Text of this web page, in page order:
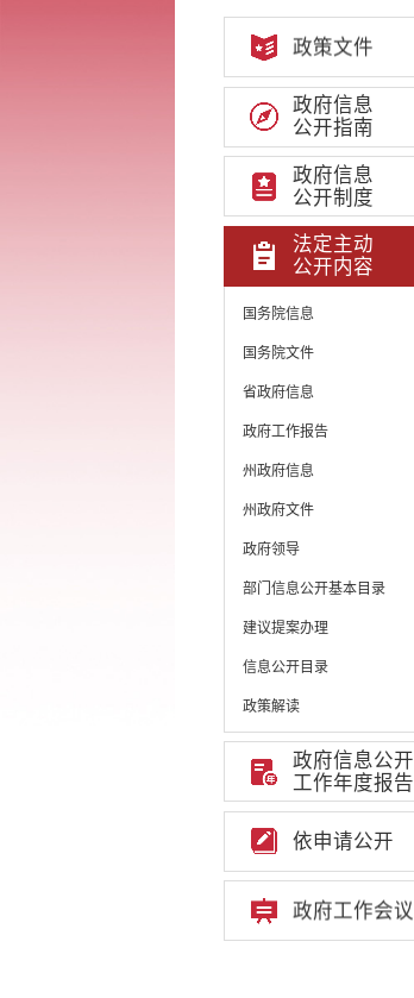
政策文件
政府信息
公开指南
政府信息
公开制度
法定主动
公开内容
国务院信息
国务院文件
省政府信息
政府工作报告
州政府信息
州政府文件
政府领导
部门信息公开基本目录
建议提案办理
信息公开目录
政策解读
机构职能和权责清单
自然资源政务公开
重点领域信息公开
部门单位专栏
中共开远市委办公室
政府信息公开
工作年度报告
依申请公开
政府工作会议